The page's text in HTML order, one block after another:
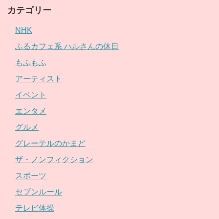
カテゴリー
NHK
ふるカフェ系 ハルさんの休日
もふもふ
アーティスト
イベント
エンタメ
グルメ
グレーテルのかまど
ザ・ノンフィクション
スポーツ
セブンルール
テレビ体操